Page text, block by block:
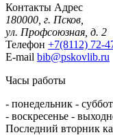
Контакты Адрес
180000, г. Псков,
ул. Профсоюзная, д. 2
Телефон +7(8112) 72-
E-mail bib@pskovlib.ru
Часы работы
- понедельник -
- воскресенье -
Последний вторник